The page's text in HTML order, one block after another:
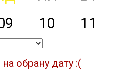
10 11
обрану дату :(